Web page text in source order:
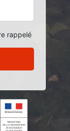
rappelé